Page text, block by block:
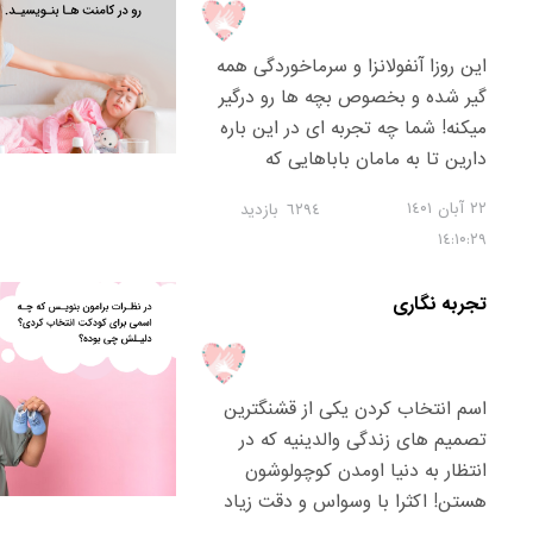
این روزا آنفولانزا و سرماخوردگی همه
گیر شده و بخصوص بچه ها رو درگیر
میکنه! شما چه تجربه ای در این باره
دارین تا به مامان باباهایی که
تجربه ها و نکاتی که باهاش روبرو
شدین توی نظرات بنویسین 😊
٢٢ آبان ١٤۰١
١٤:١۰:٢٩
٦٢٩٤ بازدید
تجربه نگاری
اسم انتخاب کردن یکی از قشنگترین
تصمیم های زندگی والدینیه که در
انتظار به دنیا اومدن کوچولوشون
هستن! اکثرا با وسواس و دقت زیاد